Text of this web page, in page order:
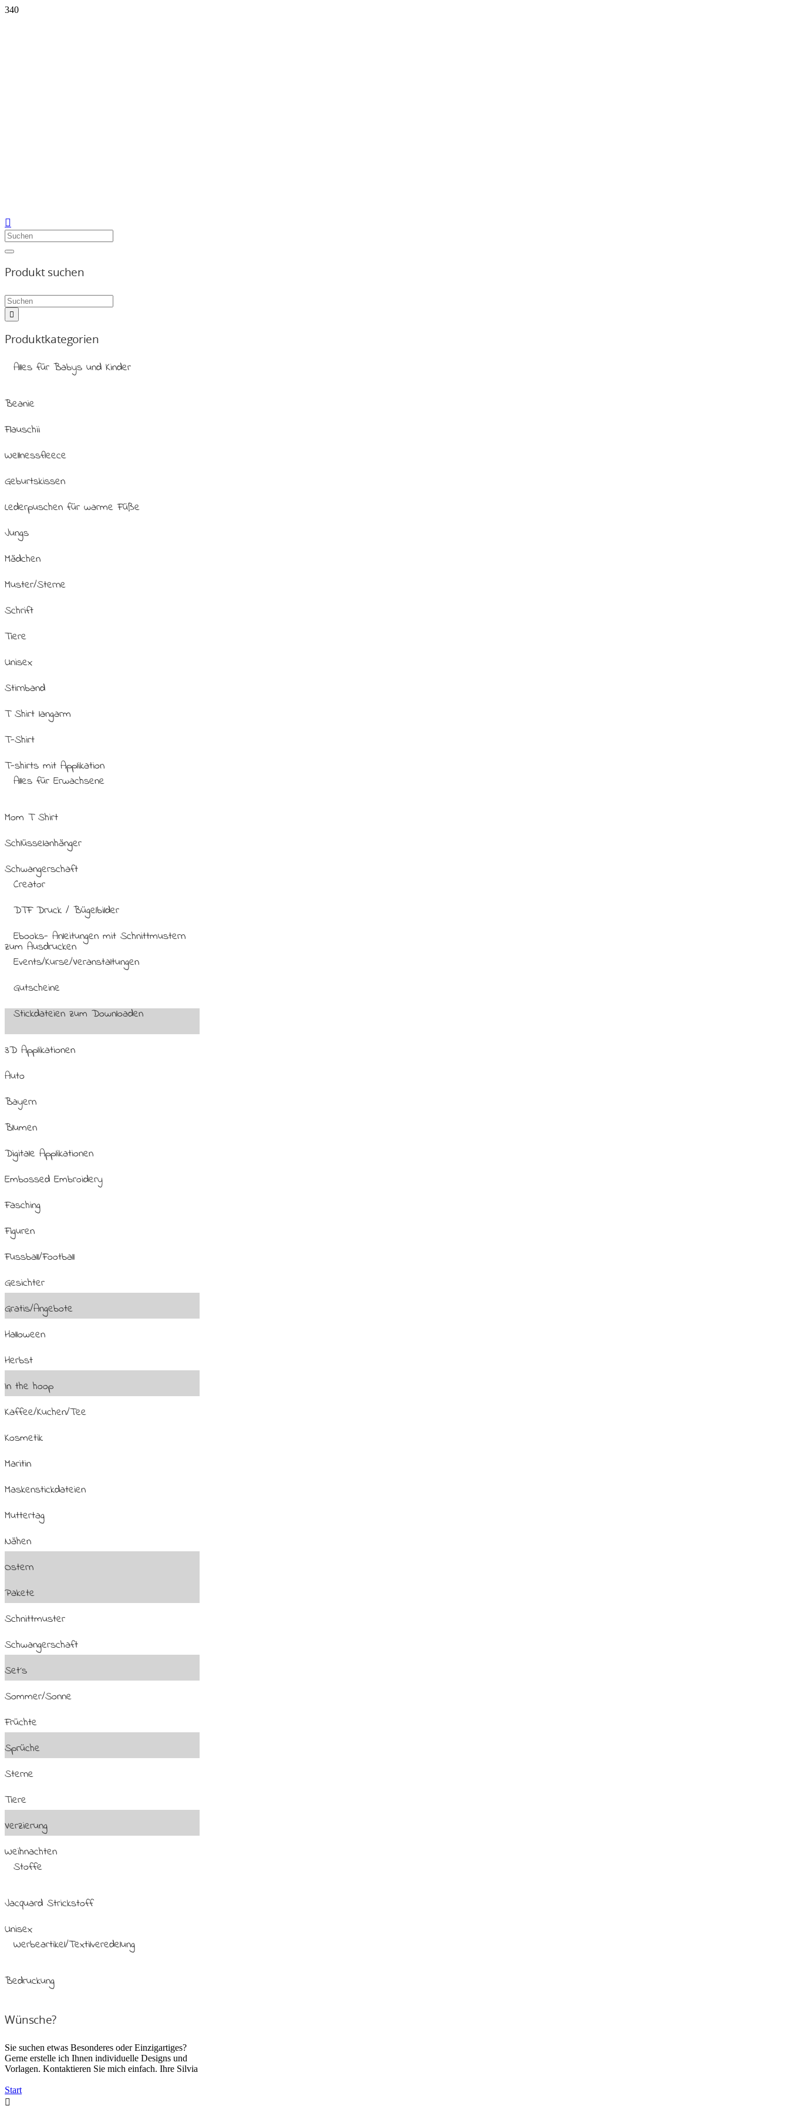
Produkt suchen
Produktkategorien
Alles für Babys und Kinder
Beanie
Flauschii
Wellnessfleece
Geburtskissen
Lederpuschen für warme Füße
Jungs
Mädchen
Muster/Sterne
Schrift
Tiere
Unisex
Stirnband
T Shirt langarm
T-Shirt
T-shirts mit Applikation
Alles für Erwachsene
Mom T Shirt
Schlüsselanhänger
Schwangerschaft
Creator
DTF Druck / Bügelbilder
Ebooks- Anleitungen mit Schnittmustern
zum Ausdrucken
Events/Kurse/Veranstaltungen
Gutscheine
Stickdateien zum Downloaden
3D Applikationen
Auto
Bayern
Blumen
Digitale Applikationen
Embossed Embroidery
Fasching
Figuren
Fussball/Football
Gesichter
Gratis/Angebote
Halloween
Herbst
In the hoop
Kaffee/Kuchen/Tee
Kosmetik
Maritin
Maskenstickdateien
Muttertag
Nähen
Ostern
Pakete
Schnittmuster
Schwangerschaft
Set´s
Sommer/Sonne
Früchte
Sprüche
Sterne
Tiere
Verzierung
Weihnachten
Stoffe
Jacquard Strickstoff
Unisex
Werbeartikel/Textilveredelung
Bedruckung
Wünsche?
Sie suchen etwas Besonderes oder Einzigartiges?
Gerne erstelle ich Ihnen individuelle Designs und
Vorlagen. Kontaktieren Sie mich einfach. Ihre Silvia
Start